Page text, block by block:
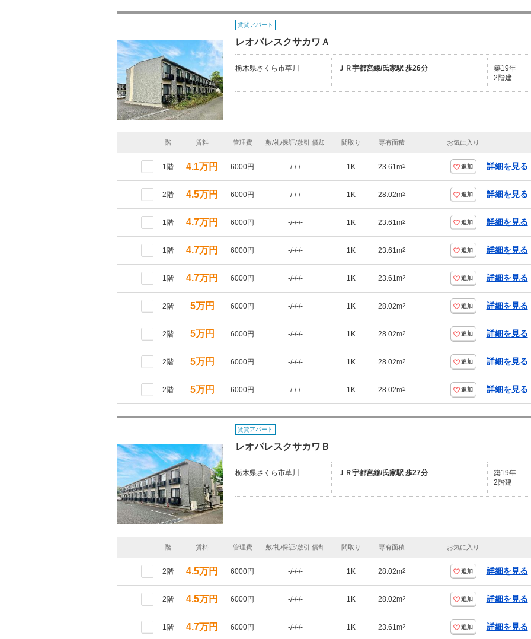
賃貸アパート
レオパレスクサカワＡ
栃木県さくら市草川 ＪＲ宇都宮線/氏家駅 歩26分
築19年
2階建
階 賃料 管理費 敷/礼/保証/敷引,償却 間取り 専有面積 お気に入り
1階 4.1万円 6000円 -/-/-/- 1K 23.61m2 追加 詳細を見る
2階 4.5万円 6000円 -/-/-/- 1K 28.02m2 追加 詳細を見る
1階 4.7万円 6000円 -/-/-/- 1K 23.61m2 追加 詳細を見る
1階 4.7万円 6000円 -/-/-/- 1K 23.61m2 追加 詳細を見る
1階 4.7万円 6000円 -/-/-/- 1K 23.61m2 追加 詳細を見る
2階 5万円 6000円 -/-/-/- 1K 28.02m2 追加 詳細を見る
2階 5万円 6000円 -/-/-/- 1K 28.02m2 追加 詳細を見る
2階 5万円 6000円 -/-/-/- 1K 28.02m2 追加 詳細を見る
2階 5万円 6000円 -/-/-/- 1K 28.02m2 追加 詳細を見る
賃貸アパート
レオパレスクサカワＢ
栃木県さくら市草川 ＪＲ宇都宮線/氏家駅 歩27分
築19年
2階建
階 賃料 管理費 敷/礼/保証/敷引,償却 間取り 専有面積 お気に入り
2階 4.5万円 6000円 -/-/-/- 1K 28.02m2 追加 詳細を見る
2階 4.5万円 6000円 -/-/-/- 1K 28.02m2 追加 詳細を見る
1階 4.7万円 6000円 -/-/-/- 1K 23.61m2 追加 詳細を見る